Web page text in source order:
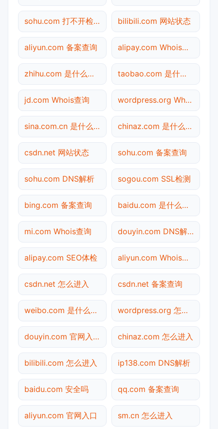
sohu.com 打不开检测 bilibili.com 网站状态
aliyun.com 备案查询 alipay.com Whois查询
zhihu.com 是什么网站 taobao.com 是什么网站
jd.com Whois查询 wordpress.org Whois查询
sina.com.cn 是什么网站 chinaz.com 是什么网站
csdn.net 网站状态 sohu.com 备案查询
sohu.com DNS解析 sogou.com SSL检测
bing.com 备案查询 baidu.com 是什么网站
mi.com Whois查询 douyin.com DNS解析
alipay.com SEO体检 aliyun.com Whois查询
csdn.net 怎么进入 csdn.net 备案查询
weibo.com 是什么网站 wordpress.org 怎么进入
douyin.com 官网入口 chinaz.com 怎么进入
bilibili.com 怎么进入 ip138.com DNS解析
baidu.com 安全吗 qq.com 备案查询
aliyun.com 官网入口 sm.cn 怎么进入